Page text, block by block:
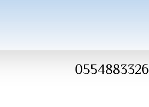
نقل العفش والأثاث حي العارض 0554883326